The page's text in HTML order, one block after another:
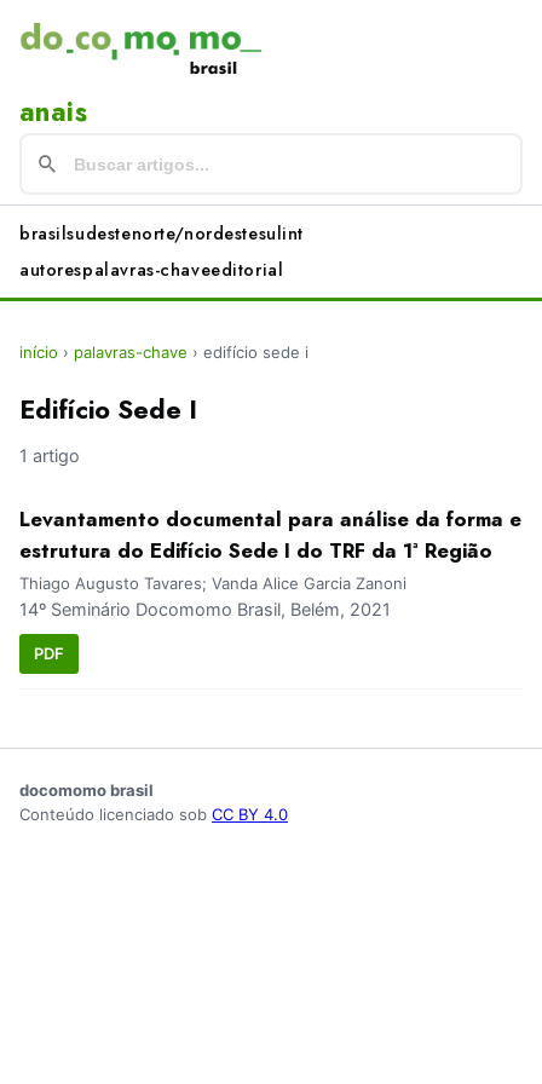
anais
brasilsudestenorte/nordestesulint
autorespalavras-chaveeditorial
início › palavras-chave › edifício sede i
Edifício Sede I
1 artigo
Levantamento documental para análise da forma e
estrutura do Edifício Sede I do TRF da 1ª Região
Thiago Augusto Tavares; Vanda Alice Garcia Zanoni
14º Seminário Docomomo Brasil, Belém, 2021
PDF
docomomo brasil
Conteúdo licenciado sob CC BY 4.0